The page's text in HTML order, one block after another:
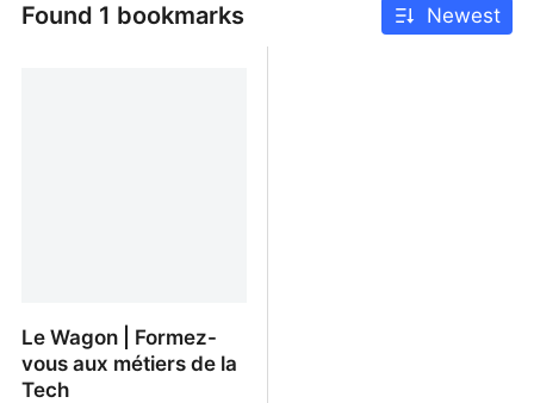
Found 1 bookmarks Newest
Le Wagon | Formez-
vous aux métiers de la
Tech